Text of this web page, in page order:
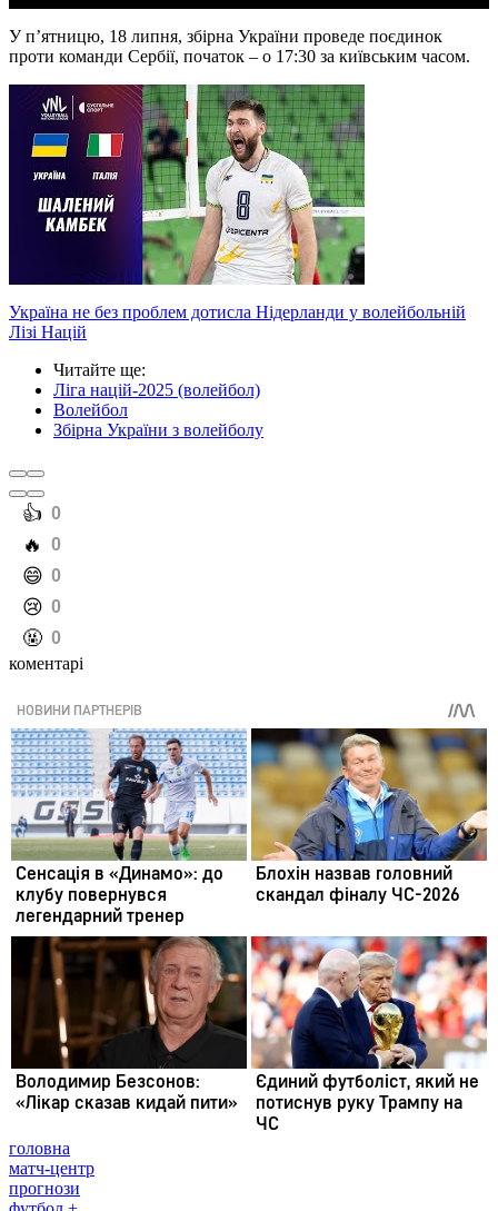
У п’ятницю, 18 липня, збірна України проведе поєдинок
проти команди Сербії, початок – о 17:30 за київським часом.
Україна не без проблем дотисла Нідерланди у волейбольній
Лізі Націй
Читайте ще:
Ліга націй-2025 (волейбол)
Волейбол
Збірна України з волейболу
️👍 0
️🔥 0
️😄 0
️😢 0
️🤬 0
коментарі
головна
матч-центр
прогнози